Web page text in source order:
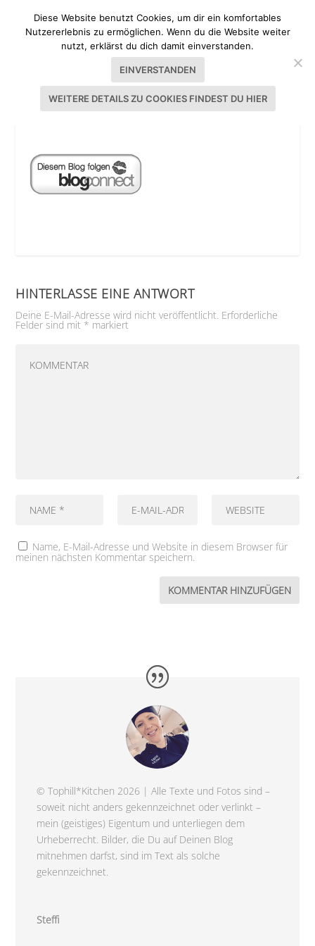
FOLGEN41
HINTERLASSE EINE ANTWORT
Deine E-Mail-Adresse wird nicht veröffentlicht. Erforderliche
Felder sind mit * markiert
Name, E-Mail-Adresse und Website in diesem Browser für
meinen nächsten Kommentar speichern.
© Tophill*Kitchen 2026 | Alle Texte und Fotos sind –
soweit nicht anders gekennzeichnet oder verlinkt –
mein (geistiges) Eigentum und unterliegen dem
Urheberrecht. Bilder, die Du auf Deinen Blog
mitnehmen darfst, sind im Text als solche
gekennzeichnet.
Steffi
Diese Website benutzt Cookies, um dir ein komfortables
Nutzererlebnis zu ermöglichen. Wenn du die Website weiter
nutzt, erklärst du dich damit einverstanden.
EINVERSTANDEN
WEITERE DETAILS ZU COOKIES FINDEST DU HIER